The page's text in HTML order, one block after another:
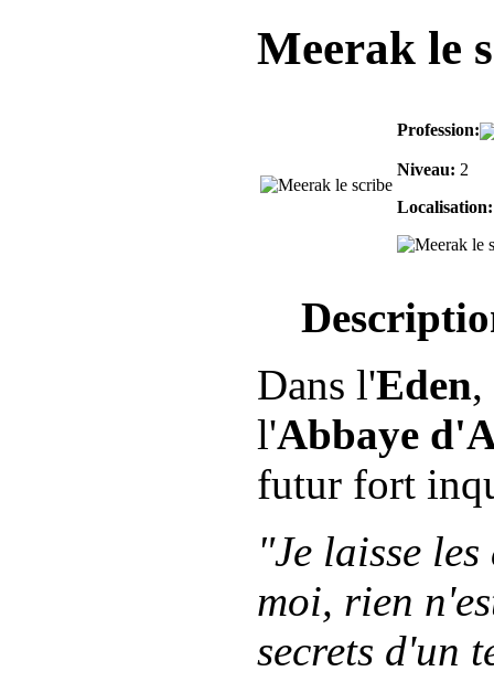
Meerak le
Profession:
Niveau: 2
Dans l'Eden,
l'Abbaye
futur fort
"Je laisse
moi, rien
secrets d'un